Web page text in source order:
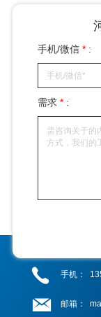
手机/微信* :
需求* :
手机：
邮箱：